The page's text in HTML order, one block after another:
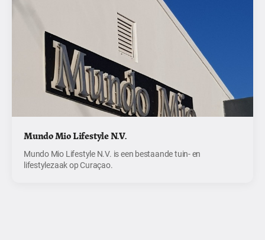
Mundo Mio Lifestyle N.V.
Mundo Mio Lifestyle N.V. is een bestaande tuin- en
lifestylezaak op Curaçao.